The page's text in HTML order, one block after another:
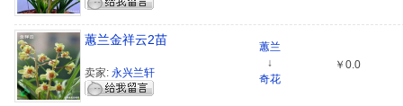
蕙兰金祥云2苗
卖家: 永兴兰轩
蕙兰
↓
奇花
￥0.0